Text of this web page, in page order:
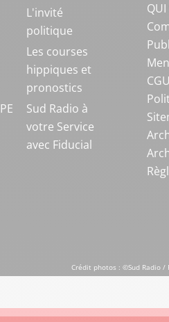
L'invité
politique
Les courses
hippiques et
pronostics
Sud Radio à
votre Service
avec Fiducial
QUI
CGU
Crédit photos : ©Sud Radio /